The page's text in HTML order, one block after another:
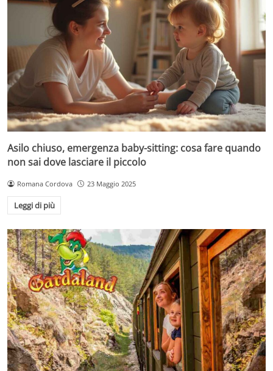
Asilo chiuso, emergenza baby-sitting: cosa fare quando
non sai dove lasciare il piccolo
Romana Cordova 23 Maggio 2025
Leggi di più